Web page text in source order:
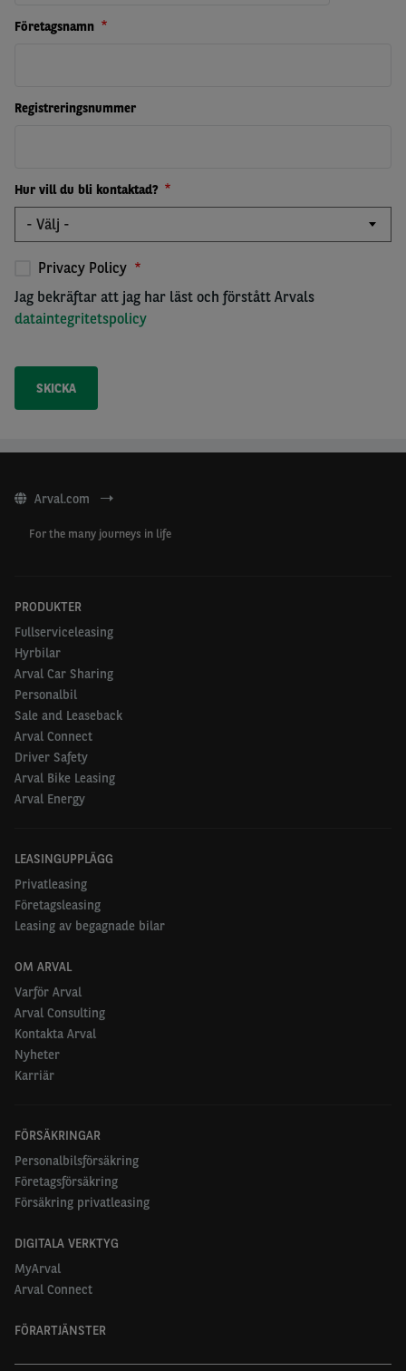
Företagsnamn
Registreringsnummer
Hur vill du bli kontaktad?
Privacy Policy
Jag bekräftar att jag har läst och förstått Arvals
dataintegritetspolicy
Arval.com
For the many journeys in life
PRODUKTER
Fullserviceleasing
Hyrbilar
Arval Car Sharing
Personalbil
Sale and Leaseback
Arval Connect
Driver Safety
Arval Bike Leasing
Arval Energy
LEASINGUPPLÄGG
Privatleasing
Företagsleasing
Leasing av begagnade bilar
OM ARVAL
Varför Arval
Arval Consulting
Kontakta Arval
Nyheter
Karriär
FÖRSÄKRINGAR
Personalbilsförsäkring
Företagsförsäkring
Försäkring privatleasing
DIGITALA VERKTYG
MyArval
Arval Connect
FÖRARTJÄNSTER